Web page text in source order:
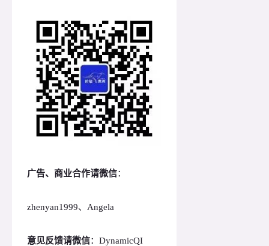
广告、商业合作请微信：
zhenyan1999、Angela
意见反馈请微信：DynamicQI